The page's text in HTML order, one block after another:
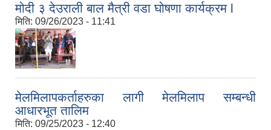
मोदी ३ देउराली बाल मैत्री वडा घोषणा कार्यक्रम l
मिति: 09/26/2023 - 11:41
मेलमिलापकर्ताहरुका लागी मेलमिलाप सम्बन्धी
आधारभूत तालिम
मिति: 09/25/2023 - 12:40